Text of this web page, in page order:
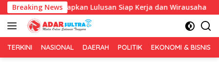
Langsung
ke
konten
Breaking News
Siapkan Lulusan Siap Kerja dan Wirausaha
TERKINI NASIONAL DAERAH POLITIK EKONOMI & BISNIS